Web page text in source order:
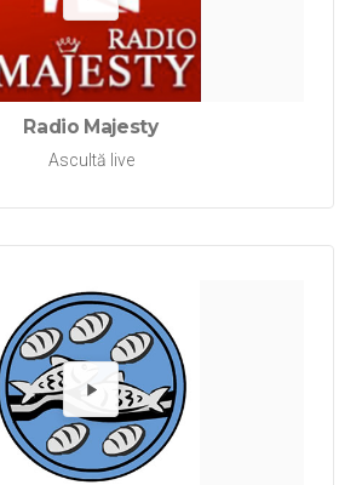
Redă
Radio Majesty
Ascultă live
Redă